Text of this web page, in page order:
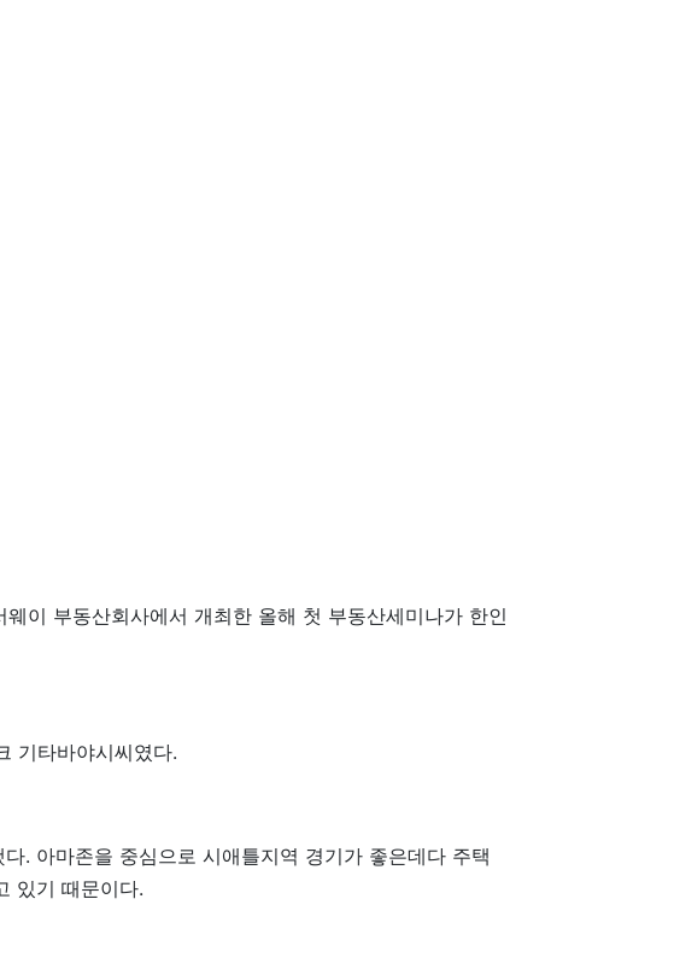
이 부동산회사에서 개최한 올해 첫 부동산세미나가 한인
기타바야시씨였다.
. 아마존을 중심으로 시애틀지역 경기가 좋은데다 주택
있기 때문이다.